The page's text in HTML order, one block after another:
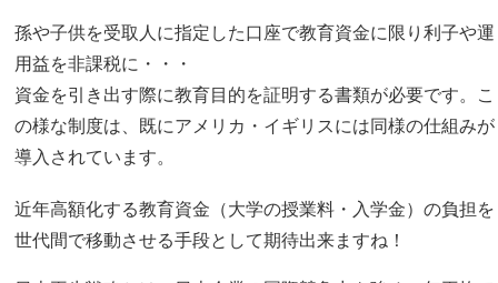
孫や子供を受取人に指定した口座で教育資金に限り利子や運
用益を非課税に・・・
資金を引き出す際に教育目的を証明する書類が必要です。こ
の様な制度は、既にアメリカ・イギリスには同様の仕組みが
導入されています。
近年高額化する教育資金（大学の授業料・入学金）の負担を
世代間で移動させる手段として期待出来ますね！